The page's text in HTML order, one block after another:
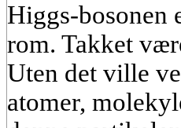
Higgs-bosonen
rom. Takket
Uten det ville
atomer,